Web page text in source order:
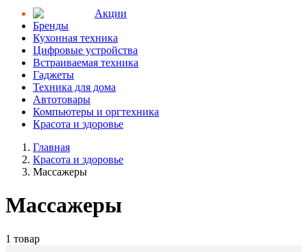
Aкции
Бренды
Кухонная техника
Цифровые устройства
Встраиваемая техника
Гаджеты
Техника для дома
Автотовары
Компьютеры и оргтехника
Красота и здоровье
Главная
Красота и здоровье
Массажеры
Массажеры
1 товар